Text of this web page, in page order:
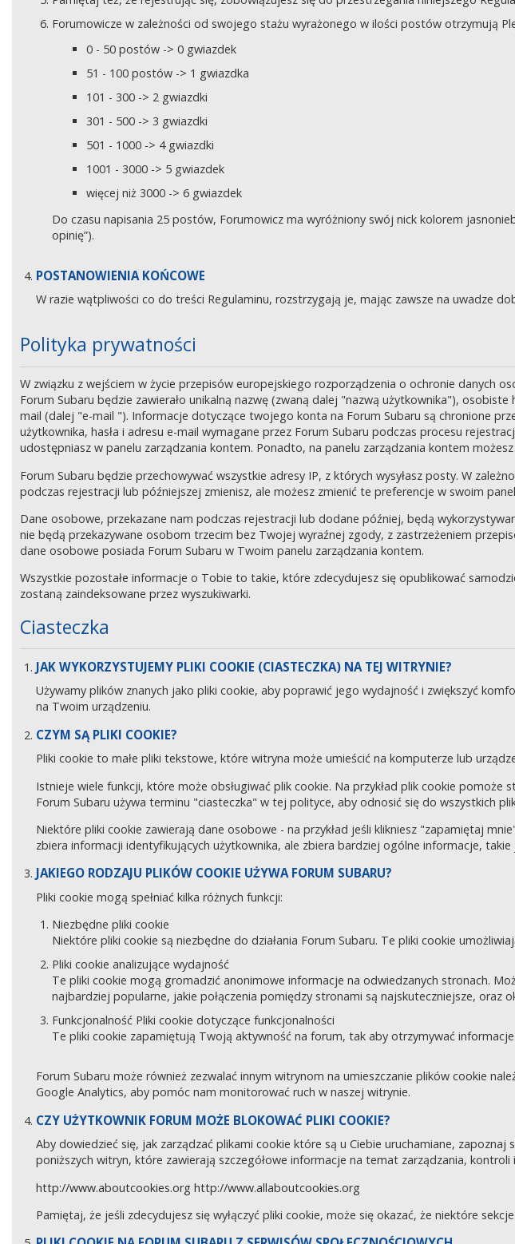
Forumowicze w zależności od swojego stażu wyrażonego w ilości postów otrzymują
0 - 50 postów -> 0 gwiazdek
51 - 100 postów -> 1 gwiazdka
101 - 300 -> 2 gwiazdki
301 - 500 -> 3 gwiazdki
501 - 1000 -> 4 gwiazdki
1001 - 3000 -> 5 gwiazdek
więcej niż 3000 -> 6 gwiazdek
Do czasu napisania 25 postów, Forumowicz ma wyróżniony swój nick kolorem
opinię”).
POSTANOWIENIA KOŃCOWE
W razie wątpliwości co do treści Regulaminu, rozstrzygają je, mając zawsze na uwadze
Polityka prywatności
W związku z wejściem w życie przepisów europejskiego rozporządzenia o ochronie danych
Forum Subaru będzie zawierało unikalną nazwę (zwaną dalej "nazwą użytkownika"),
mail (dalej "e-mail "). Informacje dotyczące twojego konta na Forum Subaru są chronione
użytkownika, hasła i adresu e-mail wymagane przez Forum Subaru podczas procesu
udostępniasz w panelu zarządzania kontem. Ponadto, na panelu zarządzania kontem
Forum Subaru będzie przechowywać wszystkie adresy IP, z których wysyłasz posty. W
podczas rejestracji lub późniejszej zmienisz, ale możesz zmienić te preferencje w swoim
Dane osobowe, przekazane nam podczas rejestracji lub dodane później, będą
nie będą przekazywane osobom trzecim bez Twojej wyraźnej zgody, z zastrzeżeniem
dane osobowe posiada Forum Subaru w Twoim panelu zarządzania kontem.
Wszystkie pozostałe informacje o Tobie to takie, które zdecydujesz się opublikować
zostaną zaindeksowane przez wyszukiwarki.
Ciasteczka
JAK WYKORZYSTUJEMY PLIKI COOKIE (CIASTECZKA) NA TEJ WITRYNIE?
Używamy plików znanych jako pliki cookie, aby poprawić jego wydajność i zwiększyć
na Twoim urządzeniu.
CZYM SĄ PLIKI COOKIE?
Pliki cookie to małe pliki tekstowe, które witryna może umieścić na komputerze lub
Istnieje wiele funkcji, które może obsługiwać plik cookie. Na przykład plik cookie
Forum Subaru używa terminu "ciasteczka" w tej polityce, aby odnosić się do wszystkich
Niektóre pliki cookie zawierają dane osobowe - na przykład jeśli klikniesz "zapamiętaj
zbiera informacji identyfikujących użytkownika, ale zbiera bardziej ogólne informacje,
JAKIEGO RODZAJU PLIKÓW COOKIE UŻYWA FORUM SUBARU?
Pliki cookie mogą spełniać kilka różnych funkcji:
Niezbędne pliki cookie
Niektóre pliki cookie są niezbędne do działania Forum Subaru. Te pliki cookie
Pliki cookie analizujące wydajność
Te pliki cookie mogą gromadzić anonimowe informacje na odwiedzanych stronach.
najbardziej popularne, jakie połączenia pomiędzy stronami są najskuteczniejsze, oraz
Funkcjonalność Pliki cookie dotyczące funkcjonalności
Te pliki cookie zapamiętują Twoją aktywność na forum, tak aby otrzymywać
Forum Subaru może również zezwalać innym witrynom na umieszczanie plików cookie
Google Analytics, aby pomóc nam monitorować ruch w naszej witrynie.
CZY UŻYTKOWNIK FORUM MOŻE BLOKOWAĆ PLIKI COOKIE?
Aby dowiedzieć się, jak zarządzać plikami cookie które są u Ciebie uruchamiane,
poniższych witryn, które zawierają szczegółowe informacje na temat zarządzania, kontroli
http://www.aboutcookies.org http://www.allaboutcookies.org
Pamiętaj, że jeśli zdecydujesz się wyłączyć pliki cookie, może się okazać, że niektóre